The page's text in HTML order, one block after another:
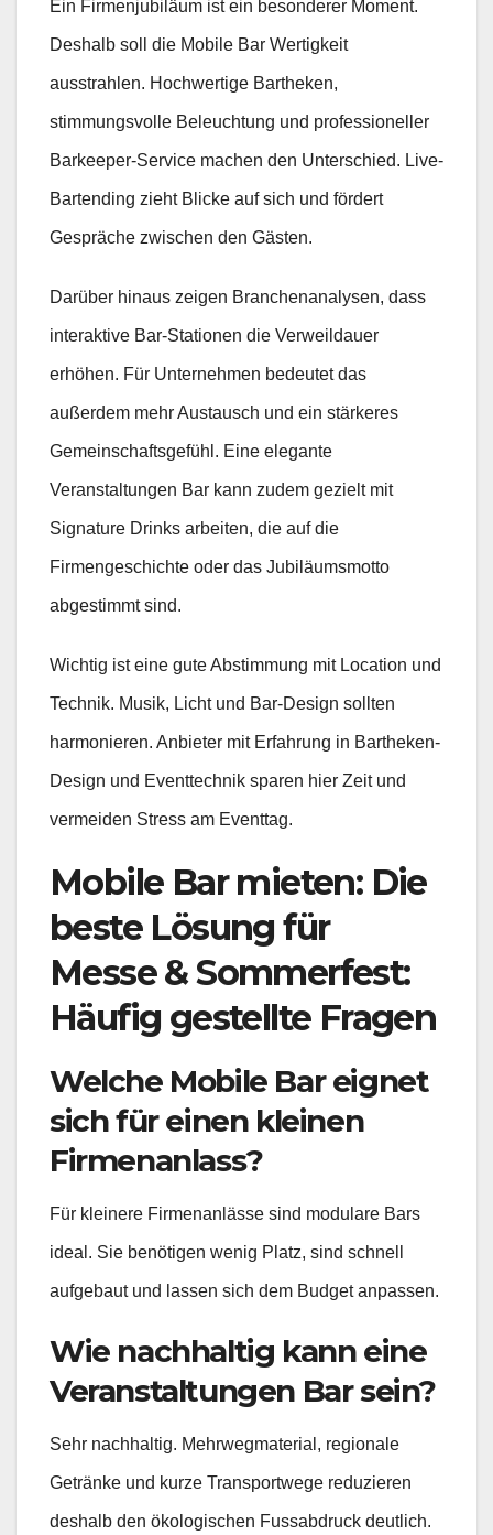
Ein Firmenjubiläum ist ein besonderer Moment.
Deshalb soll die Mobile Bar Wertigkeit
ausstrahlen. Hochwertige Bartheken,
stimmungsvolle Beleuchtung und professioneller
Barkeeper-Service machen den Unterschied. Live-
Bartending zieht Blicke auf sich und fördert
Gespräche zwischen den Gästen.
Darüber hinaus zeigen Branchenanalysen, dass
interaktive Bar-Stationen die Verweildauer
erhöhen. Für Unternehmen bedeutet das
außerdem mehr Austausch und ein stärkeres
Gemeinschaftsgefühl. Eine elegante
Veranstaltungen Bar kann zudem gezielt mit
Signature Drinks arbeiten, die auf die
Firmengeschichte oder das Jubiläumsmotto
abgestimmt sind.
Wichtig ist eine gute Abstimmung mit Location und
Technik. Musik, Licht und Bar-Design sollten
harmonieren. Anbieter mit Erfahrung in Bartheken-
Design und Eventtechnik sparen hier Zeit und
vermeiden Stress am Eventtag.
Mobile Bar mieten: Die
beste Lösung für
Messe & Sommerfest:
Häufig gestellte Fragen
Welche Mobile Bar eignet
sich für einen kleinen
Firmenanlass?
Für kleinere Firmenanlässe sind modulare Bars
ideal. Sie benötigen wenig Platz, sind schnell
aufgebaut und lassen sich dem Budget anpassen.
Wie nachhaltig kann eine
Veranstaltungen Bar sein?
Sehr nachhaltig. Mehrwegmaterial, regionale
Getränke und kurze Transportwege reduzieren
deshalb den ökologischen Fussabdruck deutlich.